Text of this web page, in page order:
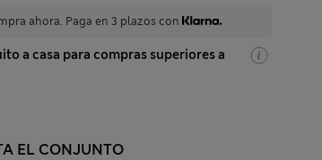
ahora. Paga en 3 plazos con
a casa para compras superiores a
EL CONJUNTO